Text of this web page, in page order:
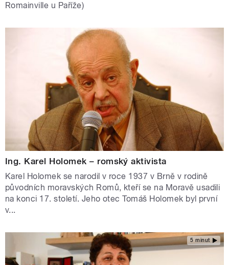
Romainville u Paříže)
Ing. Karel Holomek – romský aktivista
Karel Holomek se narodil v roce 1937 v Brně v rodině
původních moravských Romů, kteří se na Moravě usadili
na konci 17. století. Jeho otec Tomáš Holomek byl první
v...
5 minut